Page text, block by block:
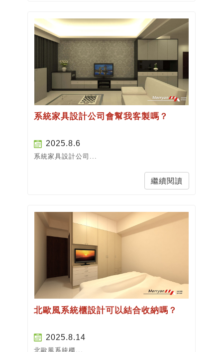
系統家具設計公司會幫我客製嗎？
2025.8.6
系統家具設計公司...
繼續閱讀
北歐風系統櫃設計可以結合收納嗎？
2025.8.14
北歐風系統櫃...